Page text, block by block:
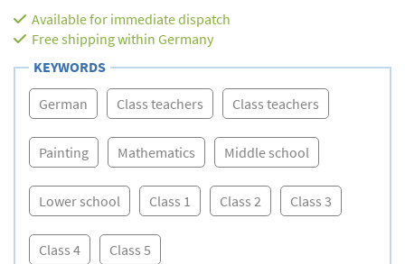
Available for immediate dispatch
Free shipping within Germany
KEYWORDS
German Class teachers Class teachers
Painting Mathematics Middle school
Lower school Class 1 Class 2 Class 3
Class 4 Class 5